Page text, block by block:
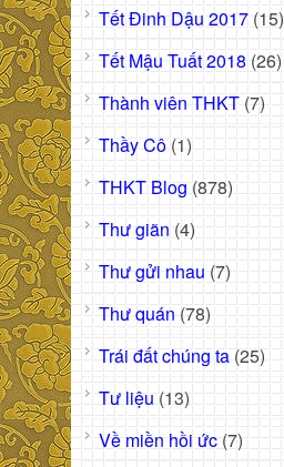
Tết Đinh Dậu 2017 (15)
Tết Mậu Tuất 2018 (26)
Thành viên THKT (7)
Thầy Cô (1)
THKT Blog (878)
Thư giãn (4)
Thư gửi nhau (7)
Thư quán (78)
Trái đất chúng ta (25)
Tư liệu (13)
Về miền hồi ức (7)